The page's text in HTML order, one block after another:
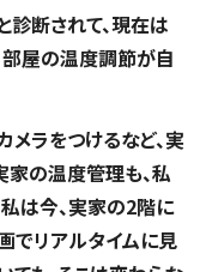
断されて、現在は
部屋の温度調節が自
ラをつけるなど、実
家の温度管理も、私
は今、実家の2階に
でリアルタイムに見